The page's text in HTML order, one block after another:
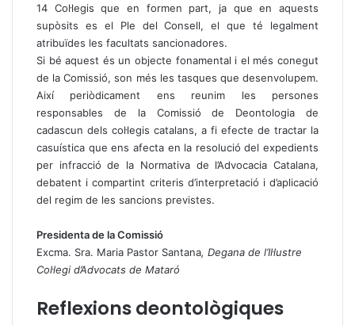
14 Col·legis que en formen part, ja que en aquests
supòsits es el Ple del Consell, el que té legalment
atribuïdes les facultats sancionadores.
Si bé aquest és un objecte fonamental i el més conegut
de la Comissió, son més les tasques que desenvolupem.
Així periòdicament ens reunim les persones
responsables de la Comissió de Deontologia de
cadascun dels col·legis catalans, a fi efecte de tractar la
casuística que ens afecta en la resolució del expedients
per infracció de la Normativa de l’Advocacia Catalana,
debatent i compartint criteris d’interpretació i d’aplicació
del regim de les sancions previstes.
Presidenta de la Comissió
Excma. Sra. Maria Pastor Santana, Degana de l’Il·lustre
Col·legi d’Advocats de Mataró
Reflexions deontològiques